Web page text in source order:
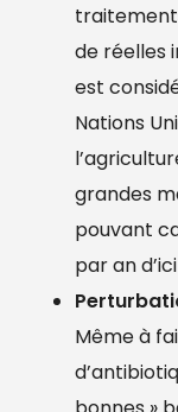
de réelles
est
Nations
grandes
pouvant
par an
Même à